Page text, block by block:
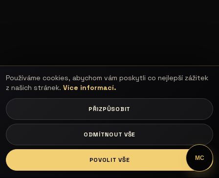
LOGIN
Používáme cookies, abychom vám poskytli co nejlepší zážitek
z našich stránek. Více informací.
PŘIZPŮSOBIT
ODMÍTNOUT VŠE
POVOLIT VŠE MC